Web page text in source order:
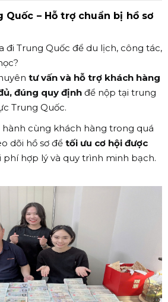
Quốc – Hỗ trợ chuẩn bị hồ sơ
đi Trung Quốc để du lịch, công tác,
tư vấn và hỗ trợ khách hàng
đúng quy định để nộp tại trung
Trung Quốc.
cùng khách hàng trong quá
dõi hồ sơ để tối ưu cơ hội được
phí hợp lý và quy trình minh bạch.